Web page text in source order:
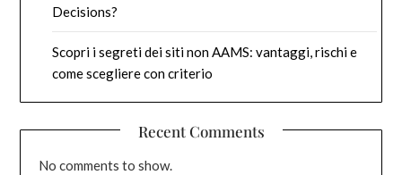
Decisions?
Scopri i segreti dei siti non AAMS: vantaggi, rischi e
come scegliere con criterio
Recent Comments
No comments to show.